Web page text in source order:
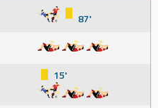
87'
15'